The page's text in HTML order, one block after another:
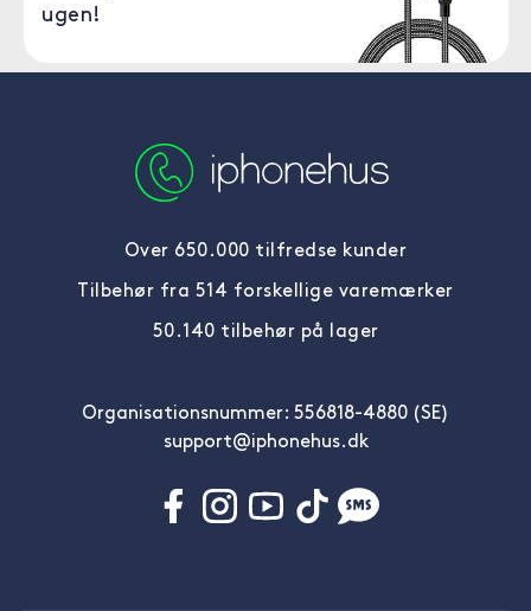
ugen!
Over 650.000 tilfredse kunder
Tilbehør fra 514 forskellige varemærker
50.140 tilbehør på lager
Organisationsnummer: 556818-4880 (SE)
support@iphonehus.dk